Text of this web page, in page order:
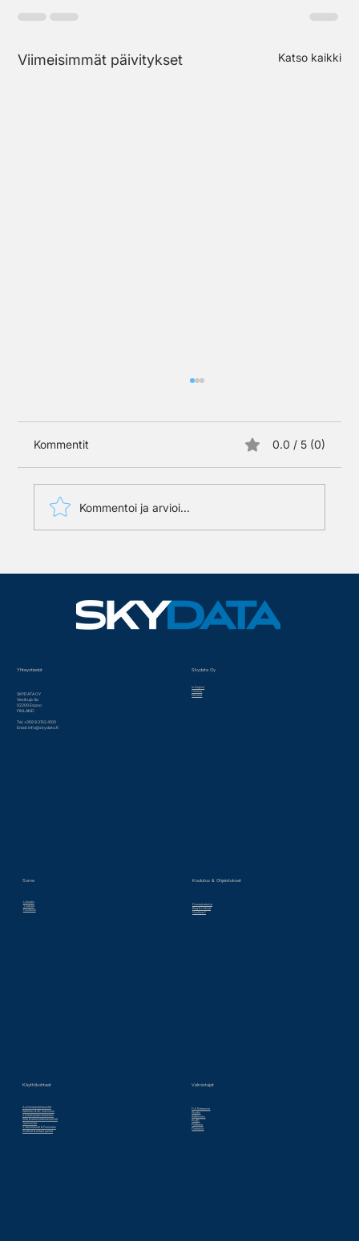
Viimeisimmät päivitykset Katso kaikki
Kommentit 0.0 / 5 (0)
Kommentoi ja arvioi...
Yhteystiedot
SKYDATA OY
Vesikuja 4a
02200 Espoo
FINLAND
Tel. +358 9 3152 4100
Email:info@skydata.fi
Some
Linkedin
Youtube
Facebook
Koulutus & Ohjeistukset
Droneakatemia
Blog & Uutiset
Huoltoon?
Skydata Oy
In English
Historia
Palvelut
Käyttökohteet
Aurinkopaneelipuistot
Kartoitus & 3D mallinnus
Voimalinjojen tarkastus
Silta & rakennetarkastukset
Tuulivoima
Viranomaiset & Puolustus
Sisätilat & ahtaat paikat
Valmistajat
DJI Enterprise
Skydio
Krattworks
Pix4D
Flytbase
Dronavia